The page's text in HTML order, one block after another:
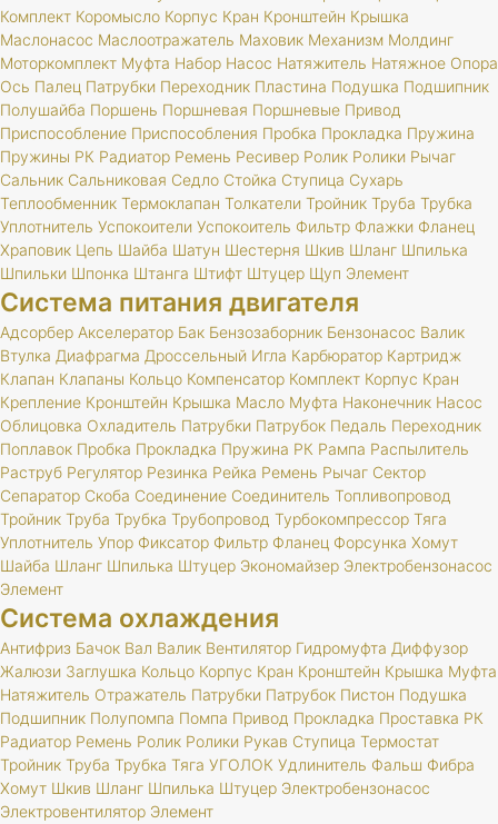
Комплект Коромысло Корпус Кран Кронштейн Крышка
Маслонасос Маслоотражатель Маховик Механизм Молдинг
Моторкомплект Муфта Набор Насос Натяжитель Натяжное Опора
Ось Палец Патрубки Переходник Пластина Подушка Подшипник
Полушайба Поршень Поршневая Поршневые Привод
Приспособление Приспособления Пробка Прокладка Пружина
Пружины РК Радиатор Ремень Ресивер Ролик Ролики Рычаг
Сальник Сальниковая Седло Стойка Ступица Сухарь
Теплообменник Термоклапан Толкатели Тройник Труба Трубка
Уплотнитель Успокоители Успокоитель Фильтр Флажки Фланец
Храповик Цепь Шайба Шатун Шестерня Шкив Шланг Шпилька
Шпильки Шпонка Штанга Штифт Штуцер Щуп Элемент
Система питания двигателя
Адсорбер Акселератор Бак Бензозаборник Бензонасос Валик
Втулка Диафрагма Дроссельный Игла Карбюратор Картридж
Клапан Клапаны Кольцо Компенсатор Комплект Корпус Кран
Крепление Кронштейн Крышка Масло Муфта Наконечник Насос
Облицовка Охладитель Патрубки Патрубок Педаль Переходник
Поплавок Пробка Прокладка Пружина РК Рампа Распылитель
Раструб Регулятор Резинка Рейка Ремень Рычаг Сектор
Сепаратор Скоба Соединение Соединитель Топливопровод
Тройник Труба Трубка Трубопровод Турбокомпрессор Тяга
Уплотнитель Упор Фиксатор Фильтр Фланец Форсунка Хомут
Шайба Шланг Шпилька Штуцер Экономайзер Электробензонасос
Элемент
Система охлаждения
Антифриз Бачок Вал Валик Вентилятор Гидромуфта Диффузор
Жалюзи Заглушка Кольцо Корпус Кран Кронштейн Крышка Муфта
Натяжитель Отражатель Патрубки Патрубок Пистон Подушка
Подшипник Полупомпа Помпа Привод Прокладка Проставка РК
Радиатор Ремень Ролик Ролики Рукав Ступица Термостат
Тройник Труба Трубка Тяга УГОЛОК Удлинитель Фальш Фибра
Хомут Шкив Шланг Шпилька Штуцер Электробензонасос
Электровентилятор Элемент